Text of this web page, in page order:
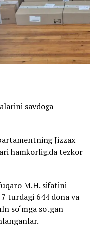
savdoga
Jizzax
hamkorligida tezkor
M.H. sifatini
turdagi 644 dona va
so‘mga sotgan